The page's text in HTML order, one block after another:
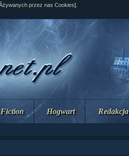
Hogwart Redakcja
przez nas Cookies].